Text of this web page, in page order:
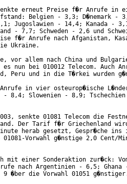
erneut Preise f�r Anrufe in
Belgien - 3,3; D�nemark -
Jugoslawien - 14,4; Kanada -
- 7,7; Schweden - 2,6 und
f�r Anrufe nach Afganistan,
Ukraine.
vor allem nach China und
nun bei 010012 Telecom. Auch
Peru und in die T�rkei wurden
in vier osteurop�ische
- 8,4; Slowenien - 8,9;
senkte 01081 Telecom die
Der Tarif f�r Griechenland
herab gesetzt, Gespr�che ins
Vorwahl g�nstige 2,0 Cent/
mit einer Sonderaktion zur�ck:
nach Argentinien - 6,5; Ghana
9 �ber die Vorwahl 01051